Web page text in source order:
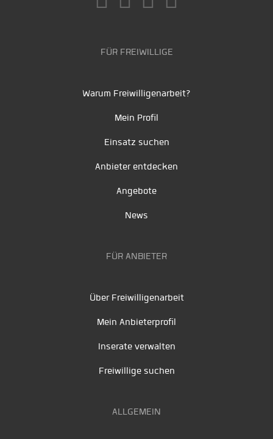
FÜR FREIWILLIGE
Warum Freiwilligenarbeit?
Mein Profil
Einsatz suchen
Anbieter entdecken
Angebote
News
FÜR ANBIETER
Über Freiwilligenarbeit
Mein Anbieterprofil
Inserate verwalten
Freiwillige suchen
ALLGEMEIN